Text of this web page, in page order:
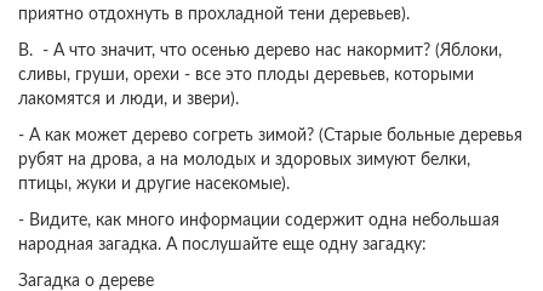
приятно отдохнуть в прохладной тени деревьев).
В. - А что значит, что осенью дерево нас накормит? (Яблоки,
сливы, груши, орехи - все это плоды деревьев, которыми
лакомятся и люди, и звери).
- А как может дерево согреть зимой? (Старые больные деревья
рубят на дрова, а на молодых и здоровых зимуют белки,
птицы, жуки и другие насекомые).
- Видите, как много информации содержит одна небольшая
народная загадка. А послушайте еще одну загадку:
Загадка о дереве